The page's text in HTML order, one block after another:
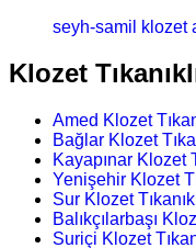
seyh-samil klozet
Klozet
Amed Klozet
Bağlar Klozet
Kayapınar Klozet
Yenişehir Klozet
Sur Klozet
Balıkçılarbaşı
Suriçi Klozet